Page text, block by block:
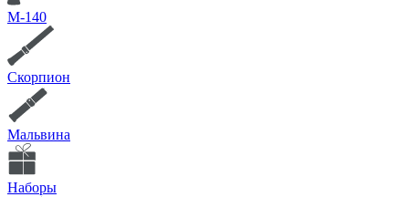
М-140
Скорпион
Мальвина
Наборы